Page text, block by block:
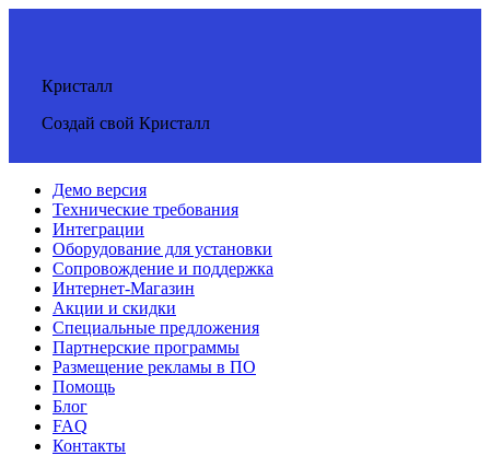
Кристалл
Создай свой Кристалл
Демо версия
Технические требования
Интеграции
Оборудование для установки
Сопровождение и поддержка
Интернет-Магазин
Акции и скидки
Специальные предложения
Партнерские программы
Размещение рекламы в ПО
Помощь
Блог
FAQ
Контакты